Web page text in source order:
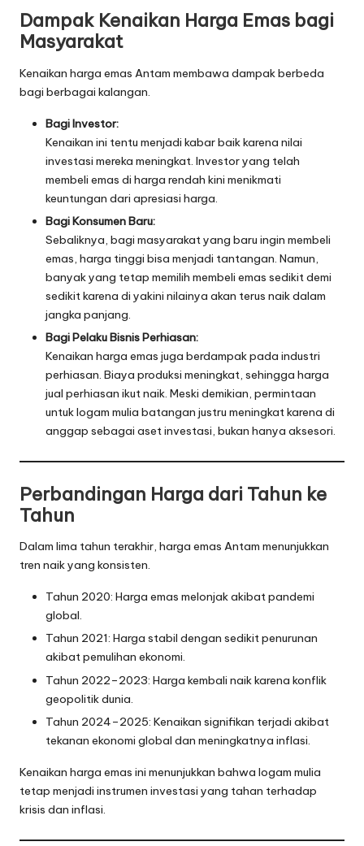
Dampak Kenaikan Harga Emas bagi
Masyarakat
Kenaikan harga emas Antam membawa dampak berbeda
bagi berbagai kalangan.
Bagi Investor:
Kenaikan ini tentu menjadi kabar baik karena nilai
investasi mereka meningkat. Investor yang telah
membeli emas di harga rendah kini menikmati
keuntungan dari apresiasi harga.
Bagi Konsumen Baru:
Sebaliknya, bagi masyarakat yang baru ingin membeli
emas, harga tinggi bisa menjadi tantangan. Namun,
banyak yang tetap memilih membeli emas sedikit demi
sedikit karena di yakini nilainya akan terus naik dalam
jangka panjang.
Bagi Pelaku Bisnis Perhiasan:
Kenaikan harga emas juga berdampak pada industri
perhiasan. Biaya produksi meningkat, sehingga harga
jual perhiasan ikut naik. Meski demikian, permintaan
untuk logam mulia batangan justru meningkat karena di
anggap sebagai aset investasi, bukan hanya aksesori.
Perbandingan Harga dari Tahun ke
Tahun
Dalam lima tahun terakhir, harga emas Antam menunjukkan
tren naik yang konsisten.
Tahun 2020: Harga emas melonjak akibat pandemi
global.
Tahun 2021: Harga stabil dengan sedikit penurunan
akibat pemulihan ekonomi.
Tahun 2022–2023: Harga kembali naik karena konflik
geopolitik dunia.
Tahun 2024–2025: Kenaikan signifikan terjadi akibat
tekanan ekonomi global dan meningkatnya inflasi.
Kenaikan harga emas ini menunjukkan bahwa logam mulia
tetap menjadi instrumen investasi yang tahan terhadap
krisis dan inflasi.